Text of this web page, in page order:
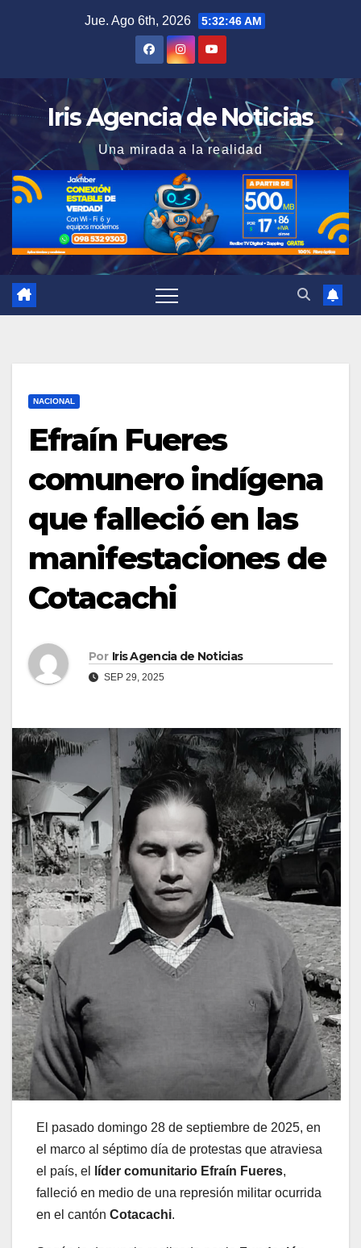
Jue. Ago 6th, 2026 5:32:47 AM
Iris Agencia de Noticias
Una mirada a la realidad
NACIONAL
Efraín Fueres
comunero indígena
que falleció en las
manifestaciones de
Cotacachi
Por Iris Agencia de Noticias
SEP 29, 2025
El pasado domingo 28 de septiembre de 2025, en
el marco al séptimo día de protestas que atraviesa
el país, el
líder comunitario Efraín Fueres,
falleció en medio de una represión militar ocurrida
en el cantón Cotacachi.